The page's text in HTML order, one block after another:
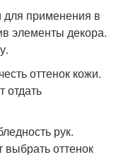
для применения в
элементы декора.
оттенок кожи.
отдать
рук.
оттенок